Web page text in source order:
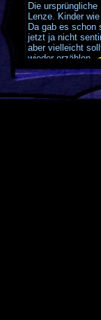
Die
Lenze. Kinder
Da gab es schon
jetzt ja nicht
aber vielleicht
wieder erzählen.
Und auch nicht
und hoffentlich
Zukunft.
UT99 RULEZ!!